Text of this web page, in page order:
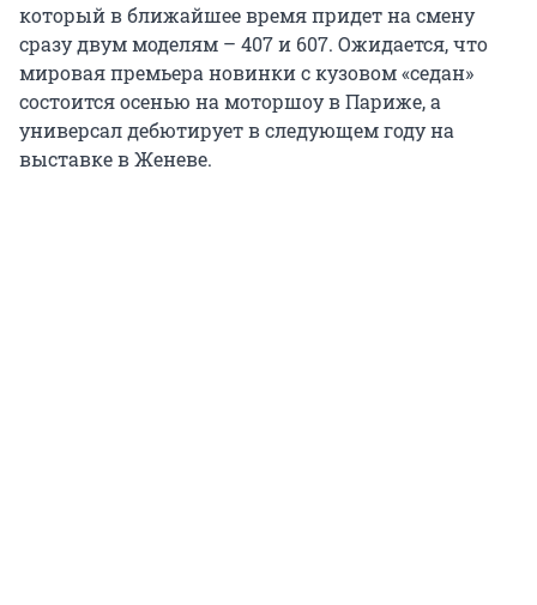
который в ближайшее время придет на смену
сразу двум моделям – 407 и 607. Ожидается, что
мировая премьера новинки с кузовом «седан»
состоится осенью на моторшоу в Париже, а
универсал дебютирует в следующем году на
выставке в Женеве.